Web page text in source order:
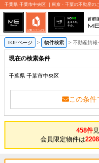
千葉県 千葉市中央区 ｜東京・千葉の不動産の
TOPページ > 物件検索 > 不動産情報
現在の検索条件
千葉県 千葉市中央区
この条件
458件
会員限定物件は